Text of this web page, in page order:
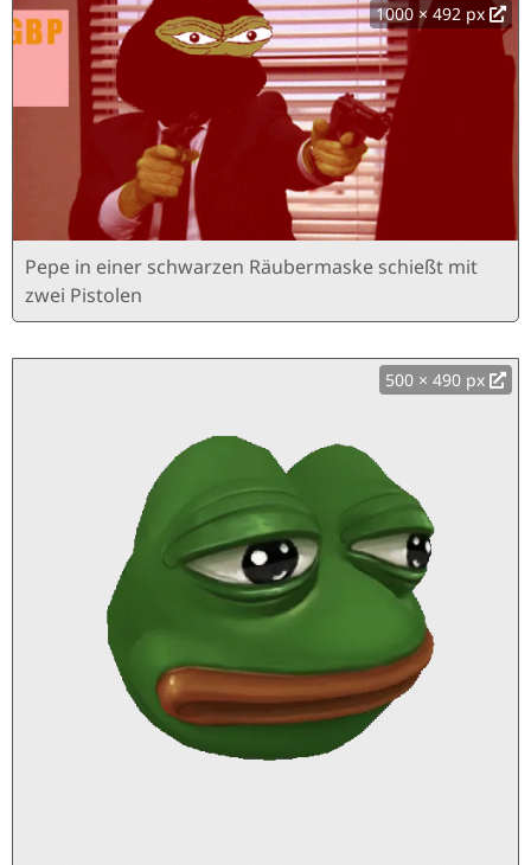
1000 × 492 px
Pepe in einer schwarzen Räubermaske schießt mit
zwei Pistolen
500 × 490 px